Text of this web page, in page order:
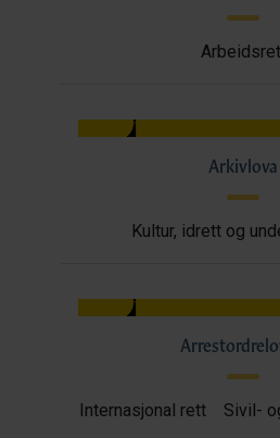
Arkivlova
Kultur, idrett og
Internasjonal rett Sivil-